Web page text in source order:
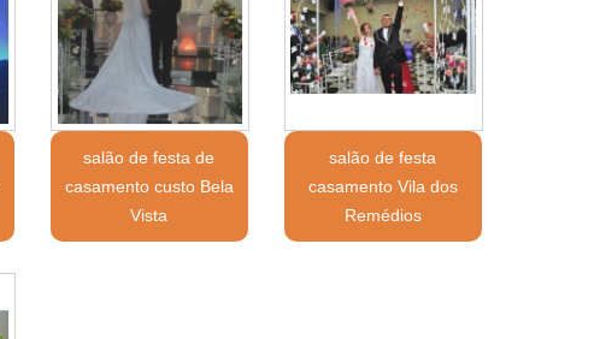
salão de festa de
casamento custo Bela
Vista
salão de festa
casamento Vila dos
Remédios